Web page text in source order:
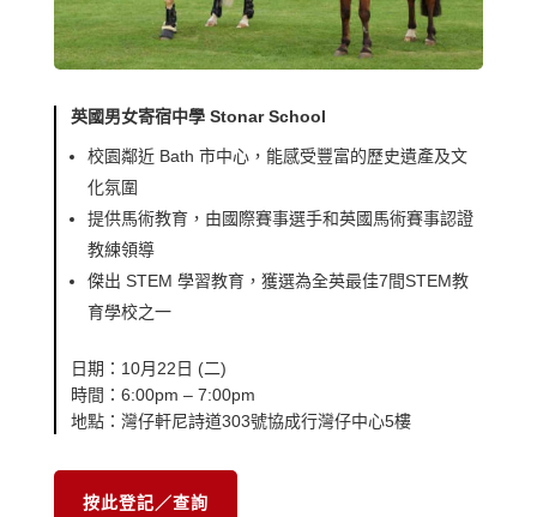
英國男女寄宿中學 Stonar School
校園鄰近 Bath 市中心，能感受豐富的歷史遺產及文
化氛圍
提供馬術教育，由國際賽事選手和英國馬術賽事認證
教練領導
傑出 STEM 學習教育，獲選為全英最佳7間STEM教
育學校之一
日期：10月22日 (二)
時間：6:00pm – 7:00pm
地點：灣仔軒尼詩道303號協成行灣仔中心5樓
按此登記／查詢